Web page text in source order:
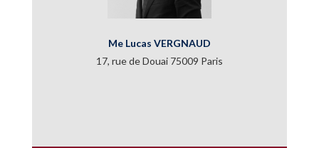
Me Lucas VERGNAUD
17, rue de Douai 75009 Paris